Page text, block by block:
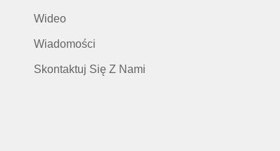
Wideo
Wiadomości
Skontaktuj Się Z Nami